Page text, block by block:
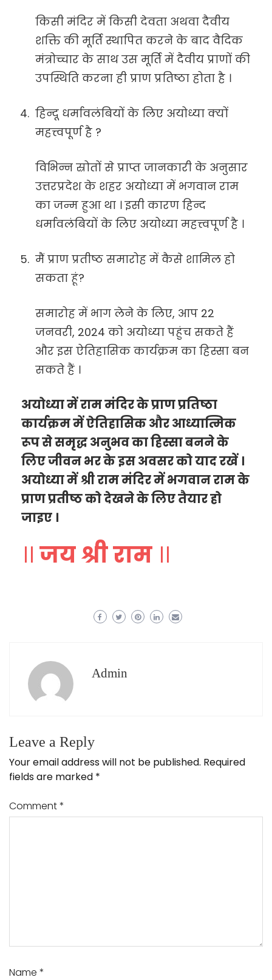
किसी मंदिर में किसी देवता अथवा दैवीय
शक्ति की मूर्ति स्थापित करने के बाद वैदिक
मंत्रोच्चार के साथ उस मूर्ति में दैवीय प्राणों की
उपस्थिति करना ही प्राण प्रतिष्ठा होता है ।
हिन्दू धर्मावलंबियों के लिए अयोध्या क्यों
महत्त्वपूर्ण है ?
विभिन्न स्रोतों से प्राप्त जानकारी के अनुसार
उत्तरप्रदेश के शहर अयोध्या में भगवान राम
का जन्म हुआ था । इसी कारण हिन्द
धर्मावलंबियों के लिए अयोध्या महत्त्वपूर्ण है ।
मैं प्राण प्रतीष्ठ समारोह में कैसे शामिल हो
सकता हूं?
समारोह में भाग लेने के लिए, आप 22
जनवरी, 2024 को अयोध्या पहुंच सकते हैं
और इस ऐतिहासिक कार्यक्रम का हिस्सा बन
सकते हैं ।
अयोध्या में राम मंदिर के प्राण प्रतिष्ठा
कार्यक्रम में ऐतिहासिक और आध्यात्मिक
रूप से समृद्ध अनुभव का हिस्सा बनने के
लिए जीवन भर के इस अवसर को याद रखें ।
अयोध्या में श्री राम मंदिर में भगवान राम के
प्राण प्रतीष्ठ को देखने के लिए तैयार हो
जाइए ।
।। जय श्री राम ।।
Admin
Leave a Reply
Your email address will not be published. Required
fields are marked *
Comment*
Name *